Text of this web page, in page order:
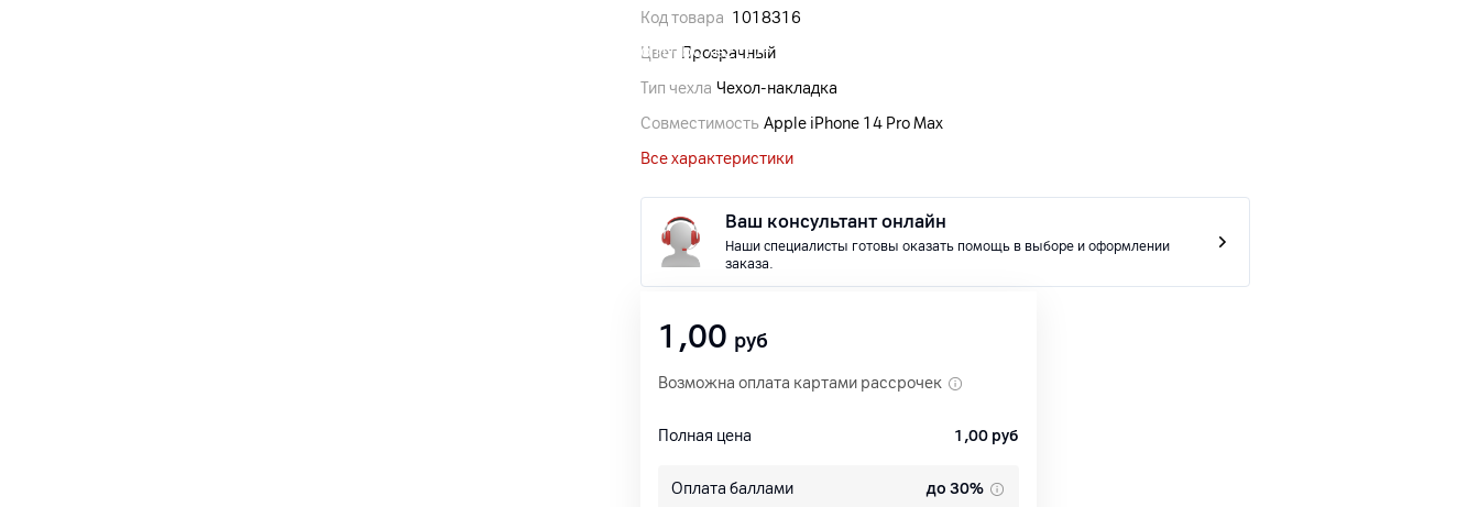
Код товара 1018316
Цвет Прозрачный
Тип чехла Чехол-накладка
Совместимость Apple iPhone 14 Pro Max
Все характеристики
Ваш консультант онлайн
Наши специалисты готовы оказать помощь в выборе и оформлении
заказа.
1,00 руб
Возможна оплата картами рассрочек
Полная цена 1,00 руб
Оплата баллами до 30%